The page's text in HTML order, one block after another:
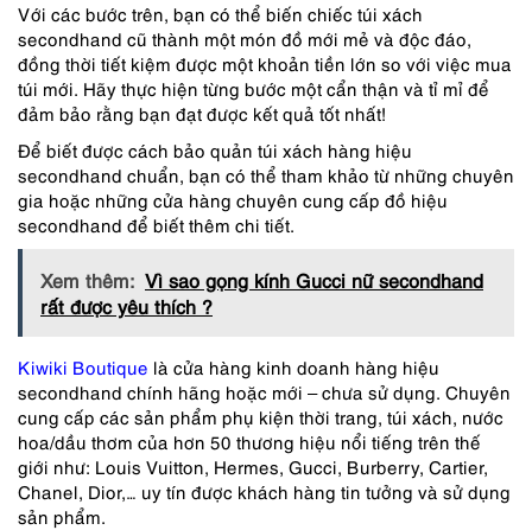
Với các bước trên, bạn có thể biến chiếc túi xách
secondhand cũ thành một món đồ mới mẻ và độc đáo,
đồng thời tiết kiệm được một khoản tiền lớn so với việc mua
túi mới. Hãy thực hiện từng bước một cẩn thận và tỉ mỉ để
đảm bảo rằng bạn đạt được kết quả tốt nhất!
Để biết được cách bảo quản túi xách hàng hiệu
secondhand chuẩn, bạn có thể tham khảo từ những chuyên
gia hoặc những cửa hàng chuyên cung cấp đồ hiệu
secondhand để biết thêm chi tiết.
Xem thêm: Vì sao gọng kính Gucci nữ secondhand
rất được yêu thích ?
Kiwiki Boutique là cửa hàng kinh doanh hàng hiệu
secondhand chính hãng hoặc mới – chưa sử dụng. Chuyên
cung cấp các sản phẩm phụ kiện thời trang, túi xách, nước
hoa/dầu thơm của hơn 50 thương hiệu nổi tiếng trên thế
giới như: Louis Vuitton, Hermes, Gucci, Burberry, Cartier,
Chanel, Dior,… uy tín được khách hàng tin tưởng và sử dụng
sản phẩm.